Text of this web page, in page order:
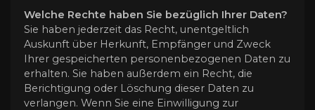
Welche Rechte haben Sie bezüglich Ihrer Daten?
Sie haben jederzeit das Recht, unentgeltlich
Auskunft über Herkunft, Empfänger und Zweck
Ihrer gespeicherten personenbezogenen Daten zu
erhalten. Sie haben außerdem ein Recht, die
Berichtigung oder Löschung dieser Daten zu
verlangen. Wenn Sie eine Einwilligung zur